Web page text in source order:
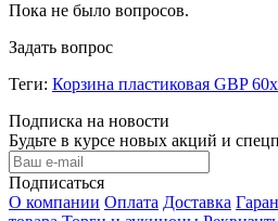
Пока не было вопросов.
Задать вопрос
Теги: Корзина пластиковая GBP
Подписка на новости
Будьте в курсе новых акций и
Подписаться
О компании Оплата Доставка